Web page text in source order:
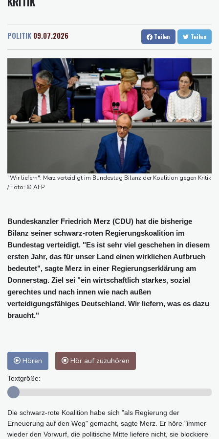
Rostock
Salzburg
Studie: Klimawandel verdoppelt Wahrscheinlichkeit für
Niedersachsen: Splittergranate aus Zweitem Weltkrieg in
Commerzbank meldet Rekordergebnis - Gespräche mit Unicredit
stehen an
Coup für Köln: Hendrich kehrt in die Bundesliga zurück
Kokain in Lutschern: 68-Jähriger bei Schmuggelversuch in
Düsseldorf ertappt
"Infanti-No Go": Pressestimmen zum Verbleib des FIFA-Chefs
Manipulierte Trainerwahl? Razzia bei Südkoreas Fußball-Verband
POLITIK 09.07.2026 Teilen Teilen
"Wir liefern": Merz verteidigt im Bundestag Bilanz der Koalition gegen Kritik
/ Foto: © AFP
Bundeskanzler Friedrich Merz (CDU) hat die bisherige
Bilanz seiner schwarz-roten Regierungskoalition im
Bundestag verteidigt. "Es ist sehr viel geschehen in diesem
ersten Jahr, das für unser Land einen wirklichen Aufbruch
bedeutet", sagte Merz in einer Regierungserklärung am
Donnerstag. Ziel sei "ein wirtschaftlich starkes, sozial
gerechtes und nach innen wie nach außen
verteidigungsfähiges Deutschland. Wir liefern, was es dazu
braucht."
Hören Hör auf zuzuhören
Textgröße:
Die schwarz-rote Koalition habe sich "als Regierung der
Erneuerung auf den Weg" gemacht, sagte Merz. Er höre "immer
wieder den Vorwurf, die politische Mitte liefere nicht, sie blockiere